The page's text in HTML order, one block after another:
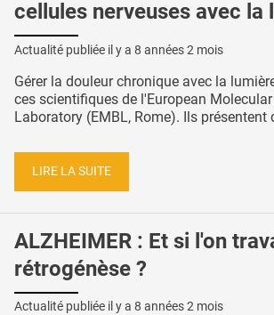
cellules nerveuses avec la
Actualité publiée il y a 8 années 2 mois
Gérer la douleur chronique avec la
ces scientifiques de l'European
Laboratory (EMBL, Rome). Ils présentent
LIRE LA SUITE
ALZHEIMER : Et si l'on
rétrogénèse ?
Actualité publiée il y a 8 années 2 mois